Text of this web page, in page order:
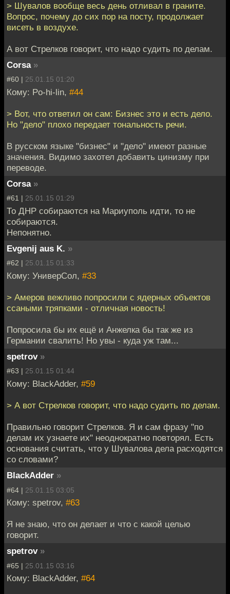
> Шувалов вообще весь день отливал в граните.
Вопрос, почему до сих пор на посту, продолжает
висеть в воздухе.
А вот Стрелков говорит, что надо судить по делам.
Corsa »
#60 | 25.01.15 01:20
Кому: Po-hi-lin, #44
> Вот, что ответил он сам: Бизнес это и есть дело.
Но "дело" плохо передает тональность речи.
В русском языке "бизнес" и "дело" имеют разные
значения. Видимо захотел добавить цинизму при
переводе.
Corsa »
#61 | 25.01.15 01:29
То ДНР собираются на Мариуполь идти, то не
собираются.
Непонятно.
Evgenij aus K. »
#62 | 25.01.15 01:33
Кому: УниверСол, #33
> Амеров вежливо попросили с ядерных объектов
ссаными тряпками - отличная новость!
Попросила бы их ещё и Анжелка бы так же из
Германии свалить! Но увы - куда уж там...
spetrov »
#63 | 25.01.15 01:44
Кому: BlackAdder, #59
> А вот Стрелков говорит, что надо судить по делам.
Правильно говорит Стрелков. Я и сам фразу "по
делам их узнаете их" неоднократно повторял. Есть
основания считать, что у Шувалова дела расходятся
со словами?
BlackAdder »
#64 | 25.01.15 03:05
Кому: spetrov, #63
Я не знаю, что он делает и что с какой целью
говорит.
spetrov »
#65 | 25.01.15 03:16
Кому: BlackAdder, #64